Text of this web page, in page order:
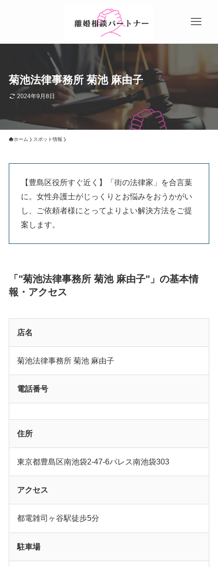
菊池法律事務所 菊池 麻由子
2024年9月8日
ホーム スポット情報
【豊島区役所すぐ近く】「街の法律家」を合言葉
に。女性弁護士がじっくりとお悩みをおうかがい
し、ご依頼者様にとってよりよい解決方法をご提
案します。
「"菊池法律事務所 菊池 麻由子"」の基本情
報・アクセス
店名
菊池法律事務所 菊池 麻由子
電話番号
住所
東京都豊島区南池袋2-47-6パレス南池袋303
アクセス
都電雑司ヶ谷駅徒歩5分
駐車場